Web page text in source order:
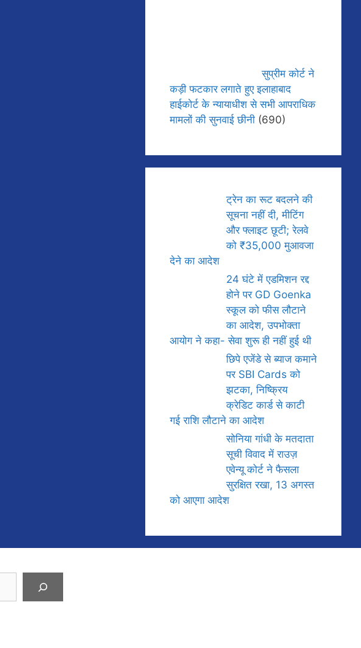
सुप्रीम कोर्ट ने
कड़ी फटकार लगाते हुए इलाहाबाद
हाईकोर्ट के न्यायाधीश से सभी आपराधिक
मामलों की सुनवाई छीनी (690)
ट्रेन का रूट बदलने की
सूचना नहीं दी, मीटिंग
और फ्लाइट छूटी; रेलवे
को ₹35,000 मुआवजा
देने का आदेश
24 घंटे में एडमिशन रद्द
होने पर GD Goenka
स्कूल को फीस लौटाने
का आदेश, उपभोक्ता
आयोग ने कहा- सेवा शुरू ही नहीं हुई थी
छिपे एजेंडे से ब्याज कमाने
पर SBI Cards को
झटका, निष्क्रिय
क्रेडिट कार्ड से काटी
गई राशि लौटाने का आदेश
सोनिया गांधी के मतदाता
सूची विवाद में राउज़
एवेन्यू कोर्ट ने फैसला
सुरक्षित रखा, 13 अगस्त
को आएगा आदेश